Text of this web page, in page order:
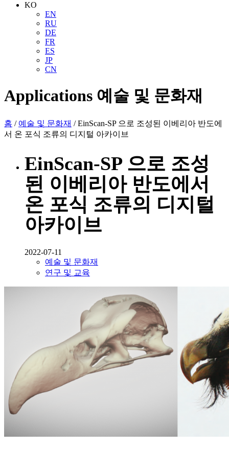
KO
EN
RU
DE
FR
ES
JP
CN
Applications 예술 및 문화재
홈 / 예술 및 문화재 / EinScan-SP 으로 조성된 이베리아 반도에
서 온 포식 조류의 디지털 아카이브
EinScan-SP 으로 조성
된 이베리아 반도에서
온 포식 조류의 디지털
아카이브
2022-07-11
예술 및 문화재
연구 및 교육